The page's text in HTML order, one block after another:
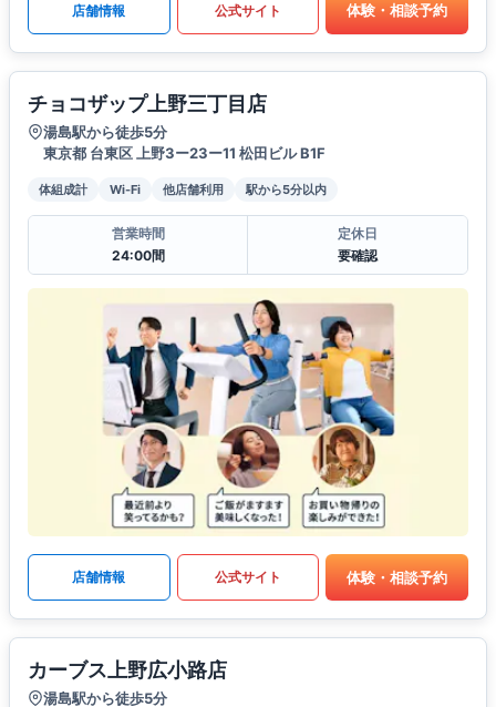
店舗情報 公式サイト 体験・相談予約
チョコザップ上野三丁目店
湯島駅から徒歩5分
東京都 台東区 上野3ー23ー11 松田ビル B1F
体組成計 Wi-Fi 他店舗利用 駅から5分以内
営業時間
24:00間
定休日
要確認
店舗情報 公式サイト 体験・相談予約
カーブス上野広小路店
湯島駅から徒歩5分